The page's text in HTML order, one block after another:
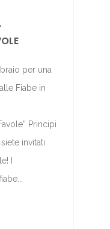
per una
Fiabe in
Principi
invitati
I